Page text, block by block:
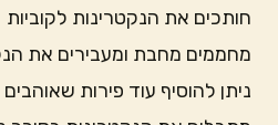
חותכים את הנקטרינות לקוביות
מחממים מחבת ומעבירים את
ניתן להוסיף עוד פירות שאוהבים